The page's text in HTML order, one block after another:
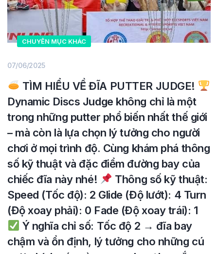
CHUYÊN MỤC KHÁC
07/06/2025
TÌM HIỂU VỀ ĐĨA PUTTER JUDGE!
Dynamic Discs Judge không chỉ là một
trong những putter phổ biến nhất thế giới
– mà còn là lựa chọn lý tưởng cho người
chơi ở mọi trình độ. Cùng khám phá thông
số kỹ thuật và đặc điểm đường bay của
chiếc đĩa này nhé!
Thông số kỹ thuật:
Speed (Tốc độ): 2 Glide (Độ lướt): 4 Turn
(Độ xoay phải): 0 Fade (Độ xoay trái): 1
Ý nghĩa chỉ số: Tốc độ 2 → đĩa bay
chậm và ổn định, lý tưởng cho những cú